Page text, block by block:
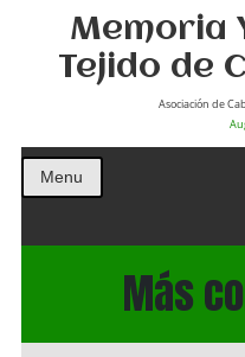
Memoria
Tejido de
Asociación de
Menu
Más